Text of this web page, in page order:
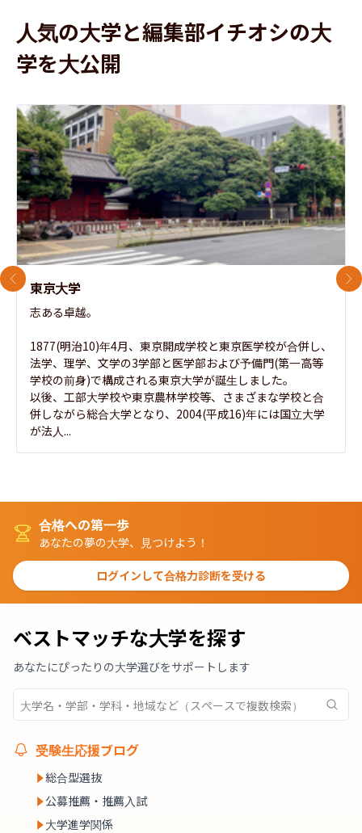
人気の大学と編集部イチオシの大
学を大公開
東京大学
志ある卓越。
1877(明治10)年4月、東京開成学校と東京医学校が合併し、
法学、理学、文学の3学部と医学部および予備門(第一高等
学校の前身)で構成される東京大学が誕生しました。
以後、工部大学校や東京農林学校等、さまざまな学校と合
併しながら総合大学となり、2004(平成16)年には国立大学
が法人...
前のスライド 次
合格への第一歩
あなたの夢の大学、見つけよう！
ログインして合格力診断を受ける
ベストマッチな大学を探す
あなたにぴったりの大学選びをサポートします
受験生応援ブログ
総合型選抜
公募推薦・推薦入試
大学進学関係